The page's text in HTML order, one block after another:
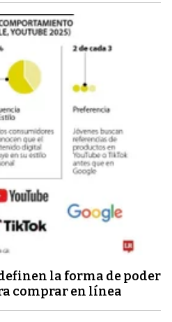
la forma de poder
comprar en línea